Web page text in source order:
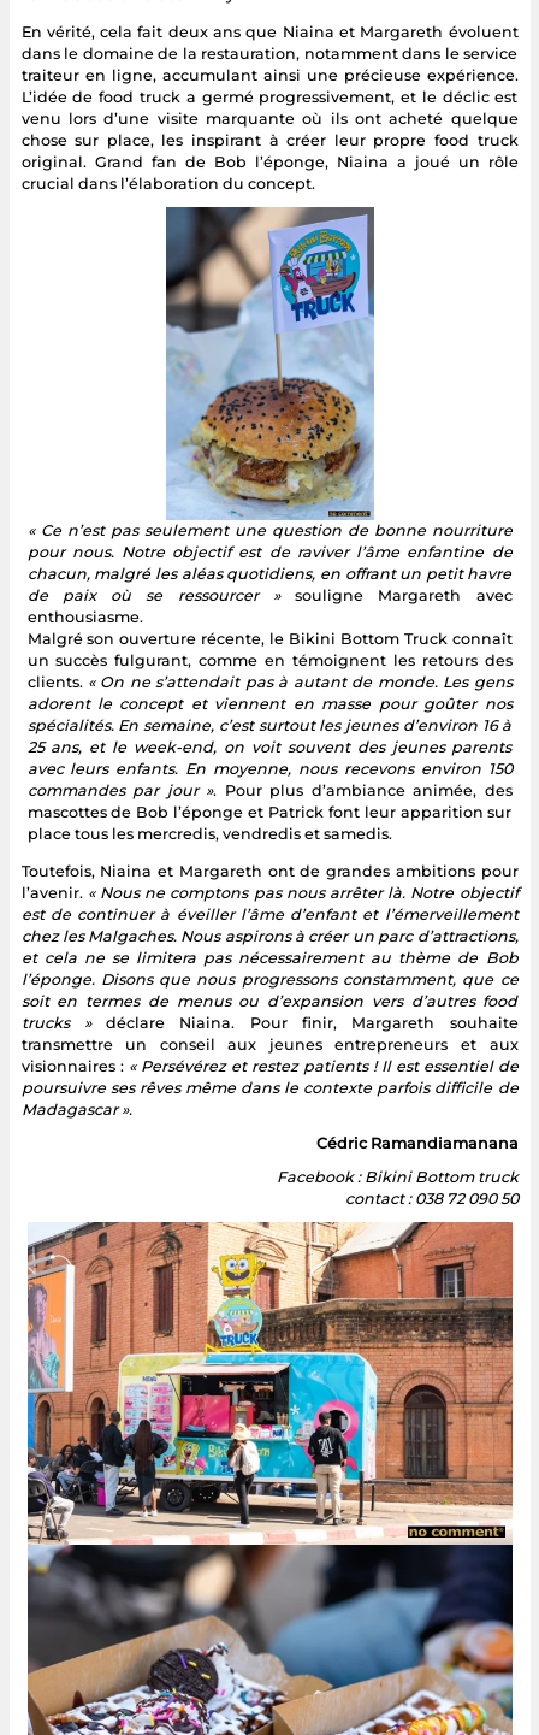
En vérité, cela fait deux ans que Niaina et Margareth évoluent
dans le domaine de la restauration, notamment dans le service
traiteur en ligne, accumulant ainsi une précieuse expérience.
L’idée de food truck a germé progressivement, et le déclic est
venu lors d’une visite marquante où ils ont acheté quelque
chose sur place, les inspirant à créer leur propre food truck
original. Grand fan de Bob l’éponge, Niaina a joué un rôle
crucial dans l’élaboration du concept.
« Ce n’est pas seulement une question de bonne nourriture
pour nous. Notre objectif est de raviver l’âme enfantine de
chacun, malgré les aléas quotidiens, en offrant un petit havre
de paix où se ressourcer »souligne Margareth avec
enthousiasme.
Malgré son ouverture récente, le Bikini Bottom Truck connaît
un succès fulgurant, comme en témoignent les retours des
clients. « On ne s’attendait pas à autant de monde. Les gens
adorent le concept et viennent en masse pour goûter nos
spécialités. En semaine, c’est surtout les jeunes d’environ 16 à
25 ans, et le week-end, on voit souvent des jeunes parents
avec leurs enfants. En moyenne, nous recevons environ 150
commandes par jour ». Pour plus d’ambiance animée, des
mascottes de Bob l’éponge et Patrick font leur apparition sur
place tous les mercredis, vendredis et samedis.
Toutefois, Niaina et Margareth ont de grandes ambitions pour
l’avenir. « Nous ne comptons pas nous arrêter là. Notre objectif
est de continuer à éveiller l’âme d’enfant et l’émerveillement
chez les Malgaches. Nous aspirons à créer un parc d’attractions,
et cela ne se limitera pas nécessairement au thème de Bob
l’éponge. Disons que nous progressons constamment, que ce
soit en termes de menus ou d’expansion vers d’autres food
trucks »déclare Niaina. Pour finir, Margareth souhaite
transmettre un conseil aux jeunes entrepreneurs et aux
visionnaires :« Persévérez et restez patients ! Il est essentiel de
poursuivre ses rêves même dans le contexte parfois difficile de
Madagascar ».
Cédric Ramandiamanana
Facebook : Bikini Bottom truck
contact : 038 72 090 50